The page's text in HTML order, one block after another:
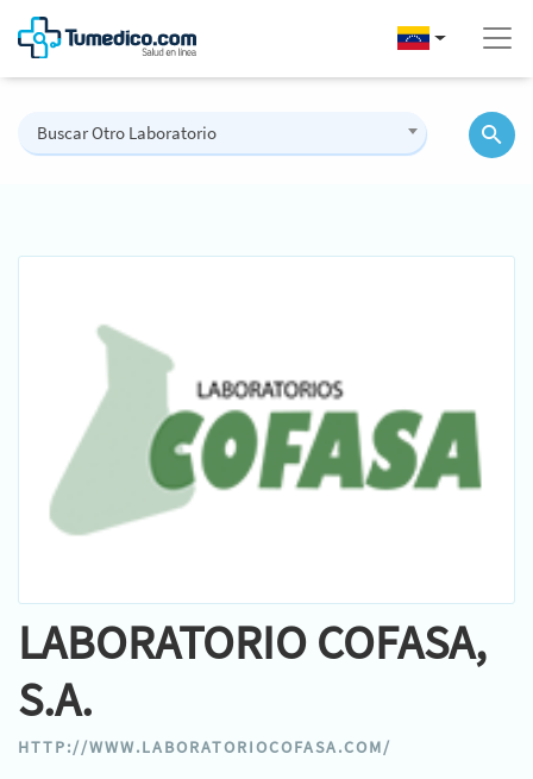
Buscar Otro Laboratorio
LABORATORIO COFASA,
S.A.
HTTP://WWW.LABORATORIOCOFASA.COM/